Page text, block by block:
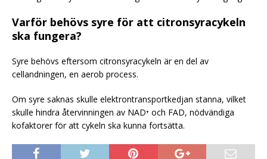
Varför behövs syre för att citronsyracykeln
ska fungera?
Syre behövs eftersom citronsyracykeln är en del av
cellandningen, en aerob process.
Om syre saknas skulle elektrontransportkedjan stanna, vilket
skulle hindra återvinningen av NAD⁺ och FAD, nödvändiga
kofaktorer för att cykeln ska kunna fortsätta.